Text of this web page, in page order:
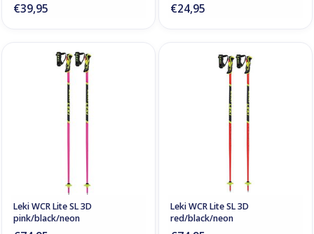
€39,95 €24,95
Leki WCR Lite SL 3D
pink/black/neon
Leki WCR Lite SL 3D
red/black/neon